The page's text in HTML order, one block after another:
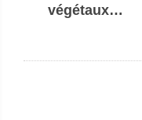
végétaux…